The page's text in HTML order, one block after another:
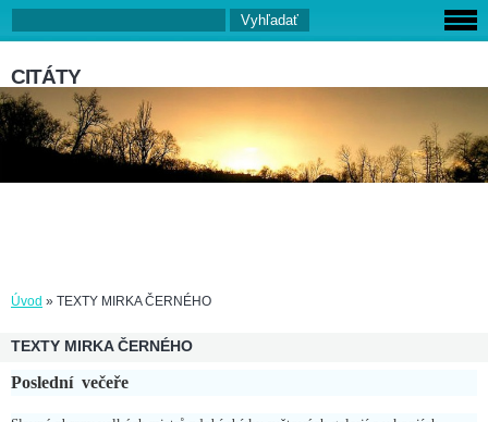
CITÁTY
Úvod » TEXTY MIRKA ČERNÉHO
TEXTY MIRKA ČERNÉHO
Poslední večeře